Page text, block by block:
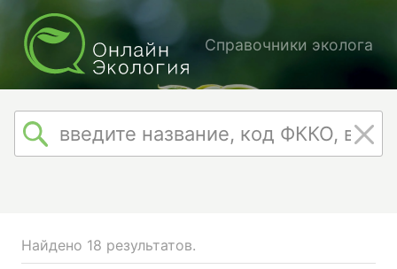
Справочники эколога
Найдено 18 результатов.